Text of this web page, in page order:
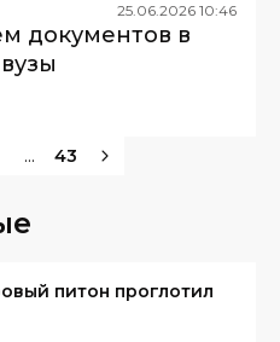
25.06.2026 10:46
документов в
... 43
питон проглотил